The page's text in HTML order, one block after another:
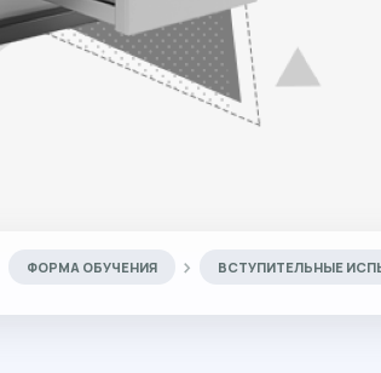
ФОРМА ОБУЧЕНИЯ ВСТУПИТЕЛЬНЫЕ